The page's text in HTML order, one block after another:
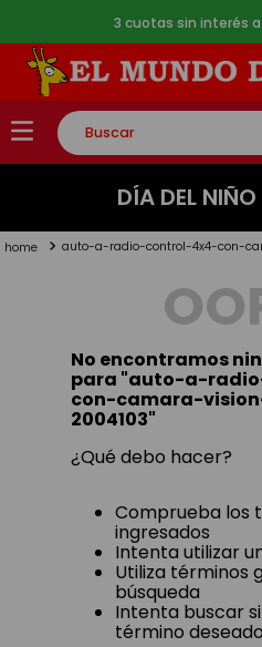
3 cuotas sin interés
Buscar
TÉRMINOS MÁS BUSCADOS
2.
lego
toy story
DÍA DEL NIÑO
auto-a-radio-control-4x4-con-
No encontramos
para "auto-a-
con-camara-
2004103"
¿Qué debo hacer?
Comprueba los
ingresados
Intenta utilizar
Utiliza términos
búsqueda
Intenta buscar
término deseado